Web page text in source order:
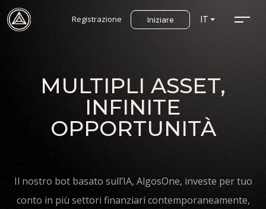
Registrazione Iniziare IT
MULTIPLI ASSET,
INFINITE
OPPORTUNITÀ
Il nostro bot basato sull’IA, AlgosOne, investe per tuo
conto in più settori finanziari contemporaneamente,